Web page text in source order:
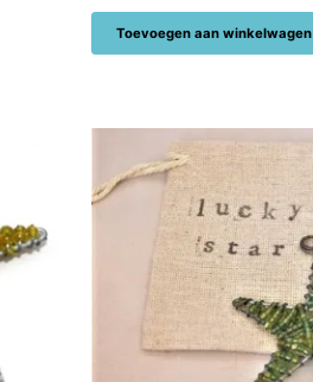
Toevoegen aan winkelwagen